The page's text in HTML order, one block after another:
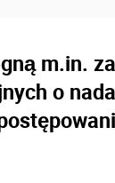
m.in.
o